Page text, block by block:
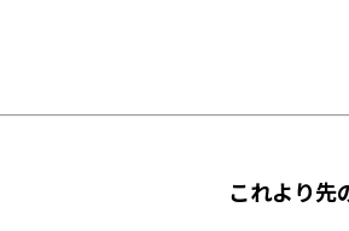
これより先